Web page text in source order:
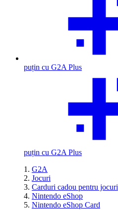
puțin cu G2A Plus
puțin cu G2A Plus
G2A
Jocuri
Carduri cadou pentru jocuri
Nintendo eShop
Nintendo eShop Card